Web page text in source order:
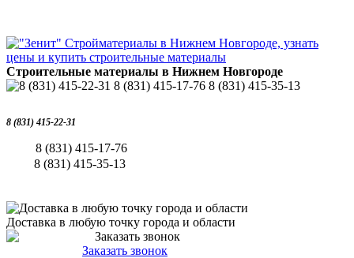
Строительные материалы в Нижнем Новгороде
8 (831) 415-22-31
8 (831) 415-17-76
8 (831) 415-35-13
Доставка в любую точку города и области
Заказать звонок